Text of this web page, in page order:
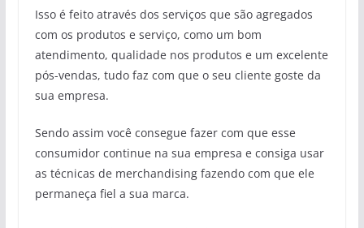
Isso é feito através dos serviços que são agregados
com os produtos e serviço, como um bom
atendimento, qualidade nos produtos e um excelente
pós-vendas, tudo faz com que o seu cliente goste da
sua empresa.
Sendo assim você consegue fazer com que esse
consumidor continue na sua empresa e consiga usar
as técnicas de merchandising fazendo com que ele
permaneça fiel a sua marca.